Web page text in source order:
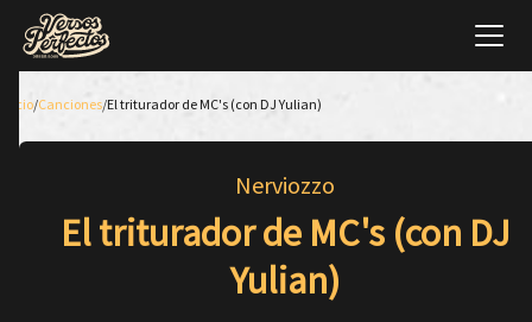
Inicio/Canciones/El triturador de MC's (con DJ Yulian)
Nerviozzo
El triturador de MC's (con DJ
Yulian)